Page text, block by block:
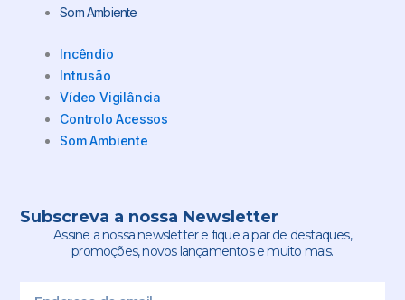
Som Ambiente
Incêndio
Intrusão
Vídeo Vigilância
Controlo Acessos
Som Ambiente
Subscreva a nossa Newsletter
Assine a nossa newsletter e fique a par de destaques,
promoções, novos lançamentos e muito mais.